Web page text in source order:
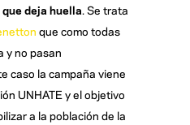
que deja huella . Se trata
que como todas
y no pasan
caso la campaña viene
UNHATE y el objetivo
a la población de la